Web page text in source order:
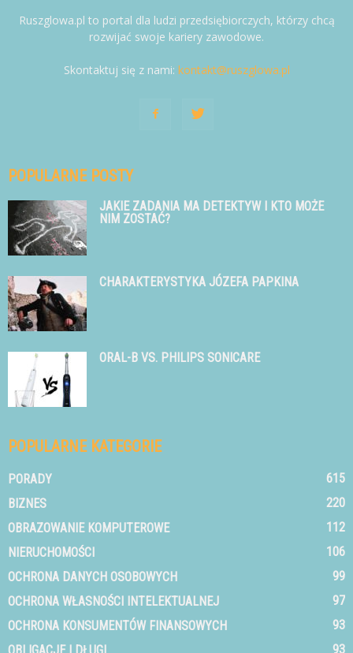
Ruszglowa.pl to portal dla ludzi przedsiębiorczych, którzy chcą
rozwijać swoje kariery zawodowe.
Skontaktuj się z nami: kontakt@ruszglowa.pl
POPULARNE POSTY
JAKIE ZADANIA MA DETEKTYW I KTO MOŻE
NIM ZOSTAĆ?
CHARAKTERYSTYKA JÓZEFA PAPKINA
ORAL-B VS. PHILIPS SONICARE
POPULARNE KATEGORIE
PORADY
615
BIZNES
220
OBRAZOWANIE KOMPUTEROWE
112
NIERUCHOMOŚCI
106
OCHRONA DANYCH OSOBOWYCH
99
OCHRONA WŁASNOŚCI INTELEKTUALNEJ
97
OCHRONA KONSUMENTÓW FINANSOWYCH
93
OBLIGACJE I DŁUGI
93